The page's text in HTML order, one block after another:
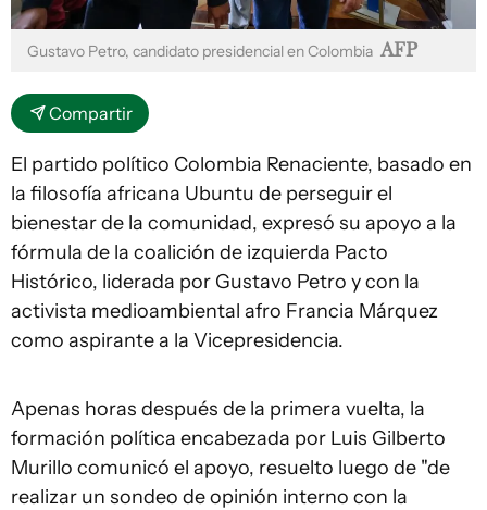
Gustavo Petro, candidato presidencial en Colombia AFP
Compartir
El partido político Colombia Renaciente, basado en
la filosofía africana Ubuntu de perseguir el
bienestar de la comunidad, expresó su apoyo a la
fórmula de la coalición de izquierda Pacto
Histórico, liderada por Gustavo Petro y con la
activista medioambiental afro Francia Márquez
como aspirante a la Vicepresidencia.
Apenas horas después de la primera vuelta, la
formación política encabezada por Luis Gilberto
Murillo comunicó el apoyo, resuelto luego de "de
realizar un sondeo de opinión interno con la